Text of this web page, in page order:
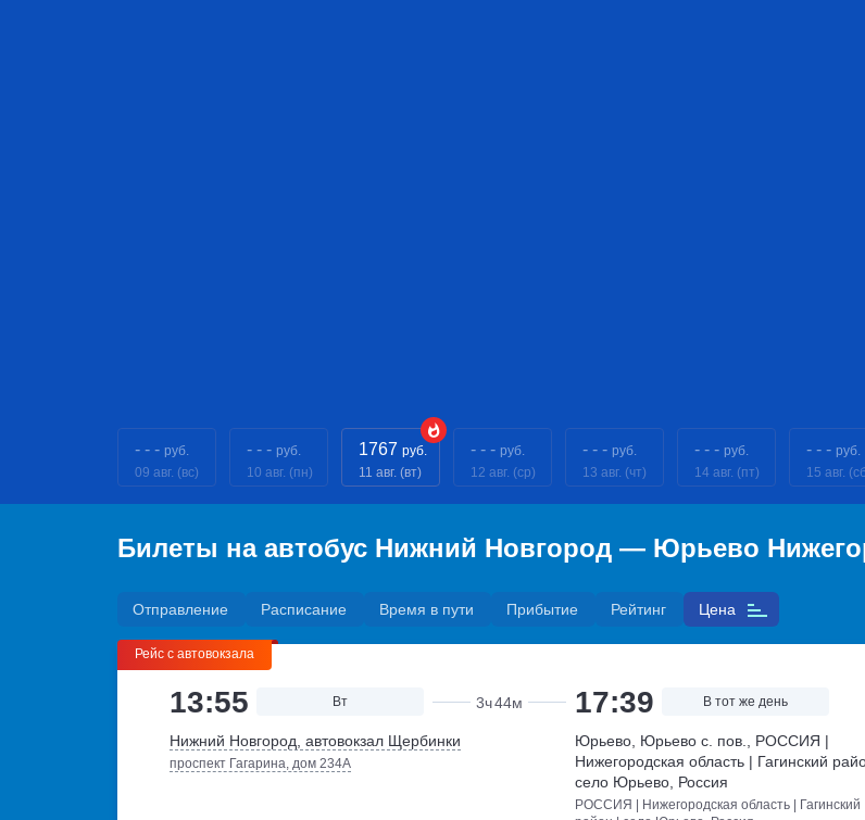
- - - руб.
09 авг. (вс)
- - - руб.
10 авг. (пн)
1767 руб.
11 авг. (вт)
- - - руб.
12 авг. (ср)
- - - руб.
13 авг. (чт)
- - - руб.
14 авг. (пт)
- - - руб.
15 авг.
Билеты на автобус Нижний Новгород — Юрьево
Отправление Расписание Время в пути Прибытие Рейтинг Цена
Рейс с автовокзала
13:55 Вт 3ч44м 17:39 В тот же день
Нижний Новгород, автовокзал Щербинки
проспект Гагарина, дом 234А
Юрьево, Юрьево с. пов., РОССИЯ |
Нижегородская область | Гагинский
село Юрьево, Россия
РОССИЯ | Нижегородская область | Гагинский